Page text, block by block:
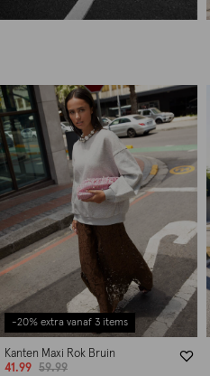
-20% extra vanaf 3 items
Kanten Maxi Rok Bruin
41.99
59.99